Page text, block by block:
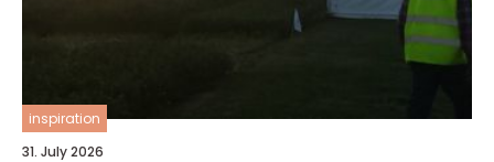
inspiration
31. July 2026